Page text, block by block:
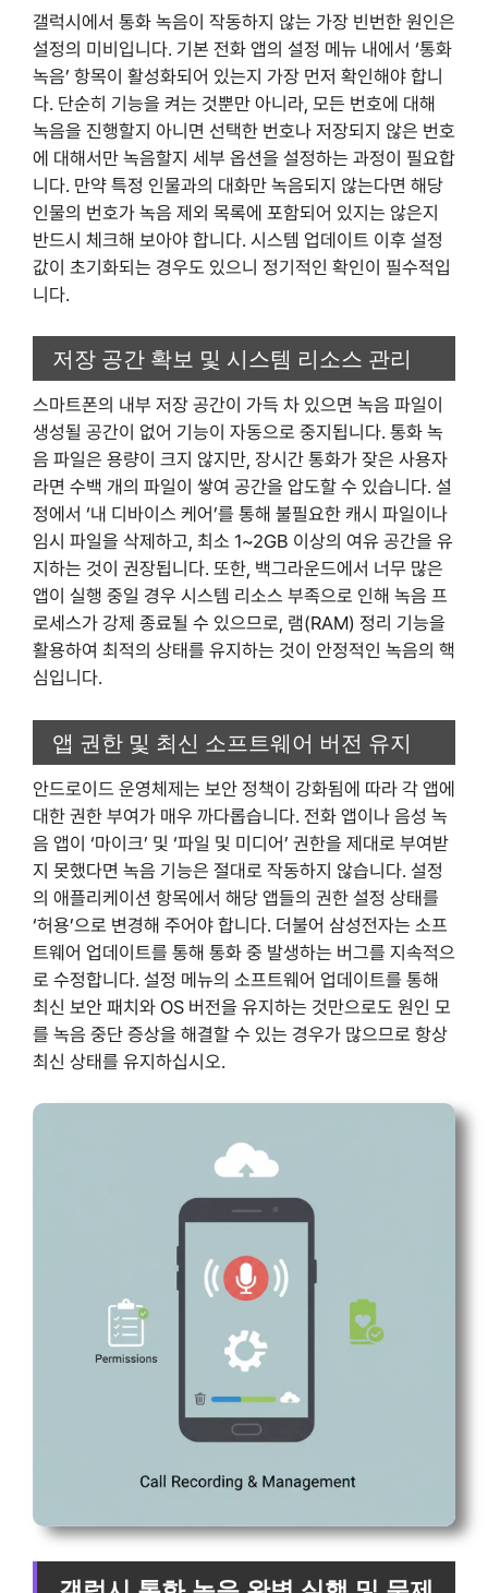
갤럭시에서 통화 녹음이 작동하지 않는 가장 빈번한 원인은
설정의 미비입니다. 기본 전화 앱의 설정 메뉴 내에서 ‘통화
녹음’ 항목이 활성화되어 있는지 가장 먼저 확인해야 합니
다. 단순히 기능을 켜는 것뿐만 아니라, 모든 번호에 대해
녹음을 진행할지 아니면 선택한 번호나 저장되지 않은 번호
에 대해서만 녹음할지 세부 옵션을 설정하는 과정이 필요합
니다. 만약 특정 인물과의 대화만 녹음되지 않는다면 해당
인물의 번호가 녹음 제외 목록에 포함되어 있지는 않은지
반드시 체크해 보아야 합니다. 시스템 업데이트 이후 설정
값이 초기화되는 경우도 있으니 정기적인 확인이 필수적입
니다.
저장 공간 확보 및 시스템 리소스 관리
스마트폰의 내부 저장 공간이 가득 차 있으면 녹음 파일이
생성될 공간이 없어 기능이 자동으로 중지됩니다. 통화 녹
음 파일은 용량이 크지 않지만, 장시간 통화가 잦은 사용자
라면 수백 개의 파일이 쌓여 공간을 압도할 수 있습니다. 설
정에서 ‘내 디바이스 케어’를 통해 불필요한 캐시 파일이나
임시 파일을 삭제하고, 최소 1~2GB 이상의 여유 공간을 유
지하는 것이 권장됩니다. 또한, 백그라운드에서 너무 많은
앱이 실행 중일 경우 시스템 리소스 부족으로 인해 녹음 프
로세스가 강제 종료될 수 있으므로, 램(RAM) 정리 기능을
활용하여 최적의 상태를 유지하는 것이 안정적인 녹음의 핵
심입니다.
앱 권한 및 최신 소프트웨어 버전 유지
안드로이드 운영체제는 보안 정책이 강화됨에 따라 각 앱에
대한 권한 부여가 매우 까다롭습니다. 전화 앱이나 음성 녹
음 앱이 ‘마이크’ 및 ‘파일 및 미디어’ 권한을 제대로 부여받
지 못했다면 녹음 기능은 절대로 작동하지 않습니다. 설정
의 애플리케이션 항목에서 해당 앱들의 권한 설정 상태를
‘허용’으로 변경해 주어야 합니다. 더불어 삼성전자는 소프
트웨어 업데이트를 통해 통화 중 발생하는 버그를 지속적으
로 수정합니다. 설정 메뉴의 소프트웨어 업데이트를 통해
최신 보안 패치와 OS 버전을 유지하는 것만으로도 원인 모
를 녹음 중단 증상을 해결할 수 있는 경우가 많으므로 항상
최신 상태를 유지하십시오.